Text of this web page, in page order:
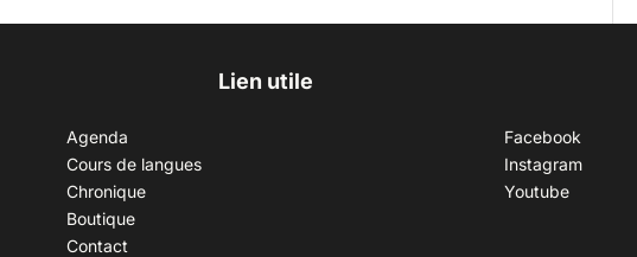
Lien utile
Agenda
Cours de langues
Chronique
Boutique
Contact
Facebook
Instagram
Youtube